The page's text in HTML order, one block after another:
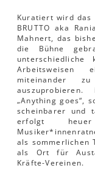
Kuratiert wird das
BRUTTO aka
Mahnert, das
die Bühne
unterschiedliche
Arbeitsweisen
miteinander
„Anything goes“,
scheinbarer und
erfolgt
als sommerlichen
als Ort für
Kräfte-Vereinen.